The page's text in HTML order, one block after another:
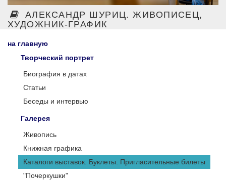
АЛЕКСАНДР ШУРИЦ. ЖИВОПИСЕЦ,
ХУДОЖНИК-ГРАФИК
на главную
Творческий портрет
Биография в датах
Статьи
Беседы и интервью
Галерея
Живопись
Книжная графика
Каталоги выставок. Буклеты. Пригласительные билеты
"Почеркушки"